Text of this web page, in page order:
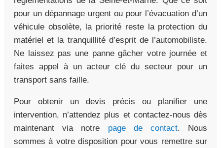
pour un dépannage urgent ou pour l’évacuation d’un
véhicule obsolète, la priorité reste la protection du
matériel et la tranquillité d’esprit de l’automobiliste.
Ne laissez pas une panne gâcher votre journée et
faites appel à un acteur clé du secteur pour un
transport sans faille.
Pour obtenir un devis précis ou planifier une
intervention, n’attendez plus et contactez-nous dès
maintenant via notre page de contact. Nous
sommes à votre disposition pour vous remettre sur